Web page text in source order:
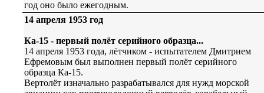
год оно было ежегодным.
14 апреля 1953 год
Ка-15 - первый полёт серийного образца...
14 апреля 1953 года, лётчиком - испытателем Дмитрием
Ефремовым был выполнен первый полёт серийного
образца Ка-15.
Вертолёт изначально разрабатывался для нужд морской